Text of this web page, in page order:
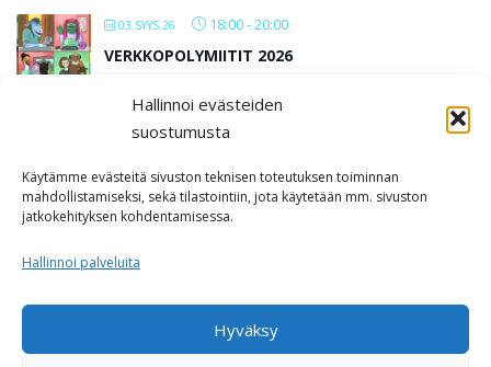
Hallinnoi evästeiden
suostumusta
Käytämme evästeitä sivuston teknisen toteutuksen toiminnan
mahdollistamiseksi, sekä tilastointiin, jota käytetään mm. sivuston
jatkokehityksen kohdentamisessa.
Hallinnoi palveluita
Hyväksy
03.SYYS.26 18:00-20:00
VERKKOPOLYMIITIT 2026
Kabackan kellari